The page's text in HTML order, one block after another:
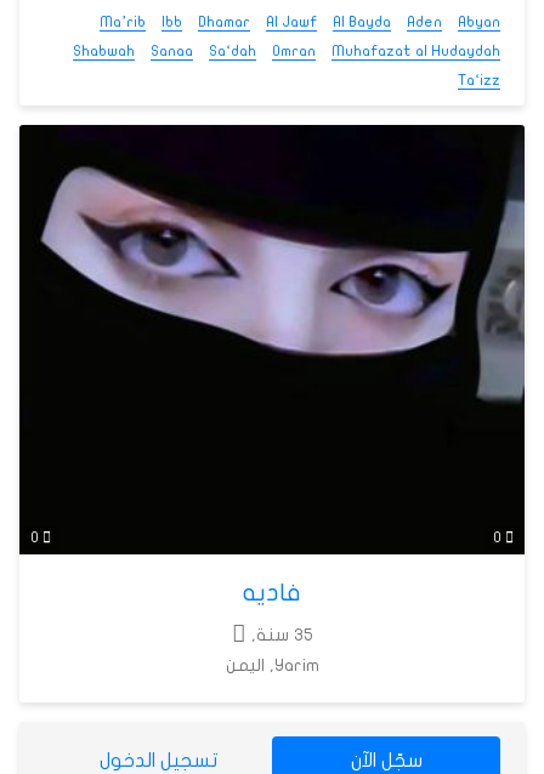
Abyan
Aden
Al Bayda
Al Jawf
Dhamar
Ibb
Ma’rib
Muhafazat al Hudaydah
Omran
Sa‘dah
Sanaa
Shabwah
Ta‘izz
فاديه
35 سنة,
Yarim, اليمن
سجّل الآن تسجيل الدخول